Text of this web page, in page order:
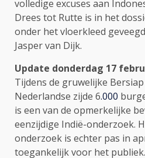
volledige excuses aan
Drees tot Rutte is in het
onder het vloerkleed
Jasper van Dijk.
Update donderdag 17
Tijdens de gruwelijke
Nederlandse zijde 6.000
is een van de opmerkelijke
eenzijdige Indië-onderzoek.
onderzoek is echter pas in
toegankelijk voor het publiek.